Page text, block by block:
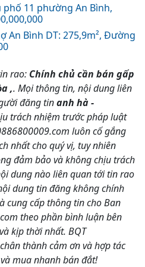
11 phường An Bình,
An Bình DT: 275,9m², Đường
rao: Chính chủ cần bán gấp
,. Mọi thông tin, nội dung liên
đăng tinanh hà -
trách nhiệm trước pháp luật
luôn cố gắng
nhất cho quý vị, tuy nhiên
đảm bảo và không chịu trách
dung nào liên quan tới tin rao
dung tin đăng không chính
cung cấp thông tin cho Ban
theo phần bình luận bên
kịp thời nhất. BQT
thành cảm ơn và hợp tác
mua nhanh bán đắt!